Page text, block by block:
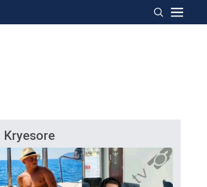
Kryesore